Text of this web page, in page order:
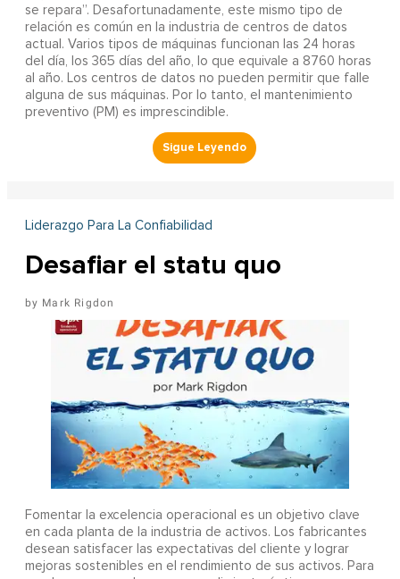
se repara”. Desafortunadamente, este mismo tipo de
relación es común en la industria de centros de datos
actual. Varios tipos de máquinas funcionan las 24 horas
del día, los 365 días del año, lo que equivale a 8760 horas
al año. Los centros de datos no pueden permitir que falle
alguna de sus máquinas. Por lo tanto, el mantenimiento
preventivo (PM) es imprescindible.
Liderazgo Para La Confiabilidad
Desafiar el statu quo
Mark Rigdon
Fomentar la excelencia operacional es un objetivo clave
en cada planta de la industria de activos. Los fabricantes
desean satisfacer las expectativas del cliente y lograr
mejoras sostenibles en el rendimiento de sus activos. Para